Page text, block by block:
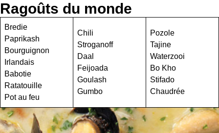
Ragoûts du monde
Bredie
Paprikash
Bourguignon
Irlandais
Babotie
Ratatouille
Pot au feu
Chili
Stroganoff
Daal
Feijoada
Goulash
Gumbo
Pozole
Tajine
Waterzooi
Bo Kho
Stifado
Chaudrée